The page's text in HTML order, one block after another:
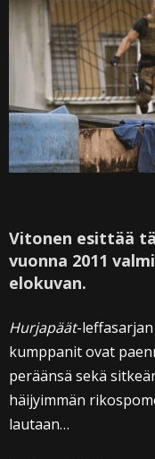
Vitonen esittää
vuonna 2011
elokuvan.
Hurjapäät-leffasarjan
kumppanit ovat
peräänsä sekä
häijyimmän
lautaan…